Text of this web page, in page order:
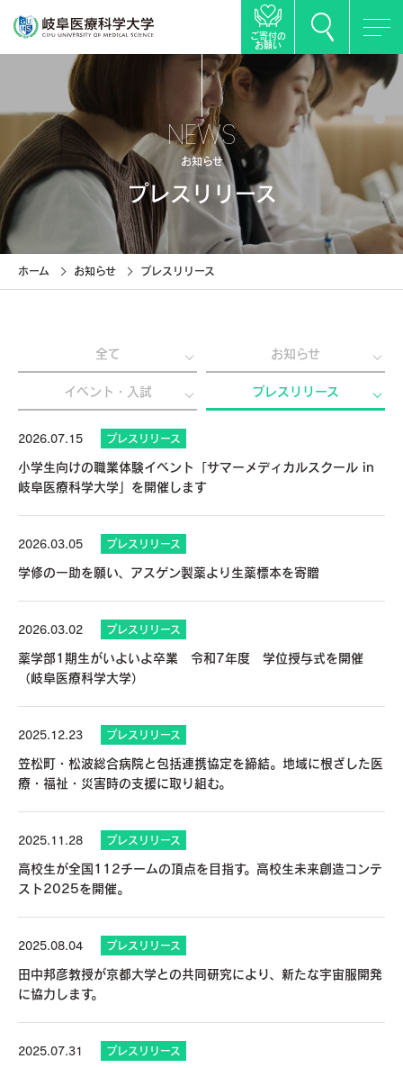
ご寄付の
お願い
NEWS
お知らせ
プレスリリース
ホーム お知らせ プレスリリース
全て お知らせ
イベント・入試 プレスリリース
2026.07.15 プレスリリース
小学生向けの職業体験イベント「サマーメディカルスクール in
岐阜医療科学大学」を開催します
2026.03.05 プレスリリース
学修の一助を願い、アスゲン製薬より生薬標本を寄贈
2026.03.02 プレスリリース
薬学部1期生がいよいよ卒業 令和7年度 学位授与式を開催
（岐阜医療科学大学）
2025.12.23 プレスリリース
笠松町・松波総合病院と包括連携協定を締結。地域に根ざした医
療・福祉・災害時の支援に取り組む。
2025.11.28 プレスリリース
高校生が全国112チームの頂点を目指す。高校生未来創造コンテ
スト2025を開催。
2025.08.04 プレスリリース
田中邦彦教授が京都大学との共同研究により、新たな宇宙服開発
に協力します。
2025.07.31 プレスリリース